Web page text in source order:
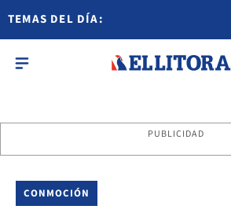
TEMAS DEL DÍA:
PUBLICIDAD
CONMOCIÓN